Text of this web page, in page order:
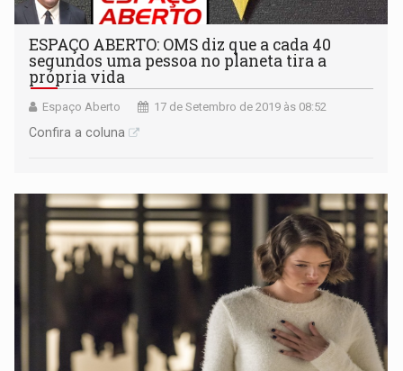
ESPAÇO ABERTO: OMS diz que a cada 40
segundos uma pessoa no planeta tira a
própria vida
Espaço Aberto 17 de Setembro de 2019 às 08:52
Confira a coluna